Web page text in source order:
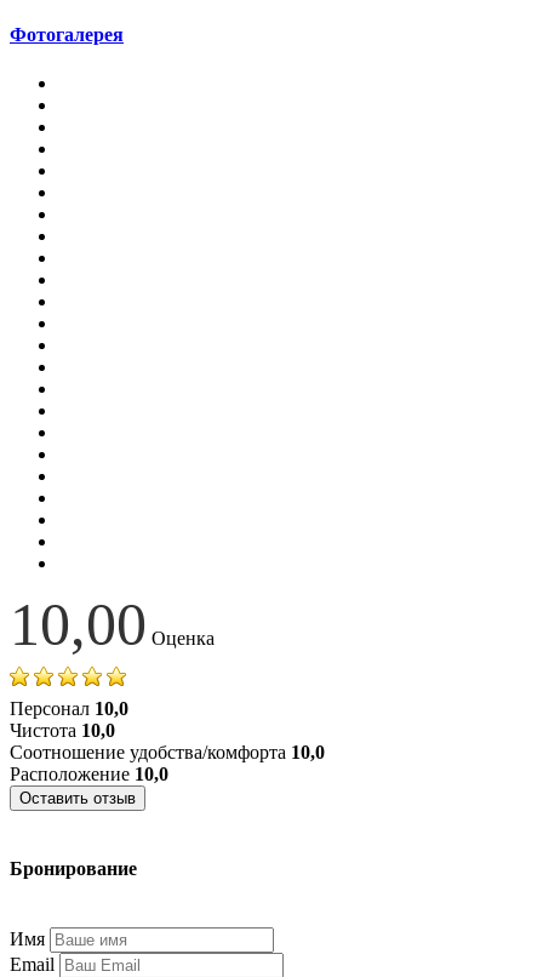
Фотогалерея
10,00 Оценка
Персонал 10,0
Чистота 10,0
Соотношение удобства/комфорта 10,0
Расположение 10,0
Оставить отзыв
Бронирование
Имя
Email